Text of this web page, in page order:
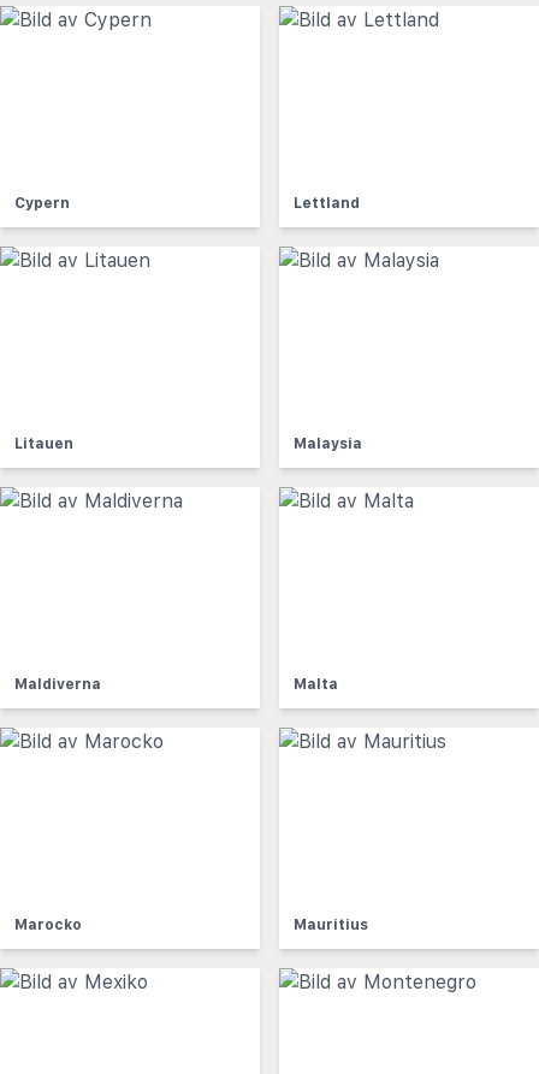
Cypern Lettland
Litauen Malaysia
Maldiverna Malta
Marocko Mauritius